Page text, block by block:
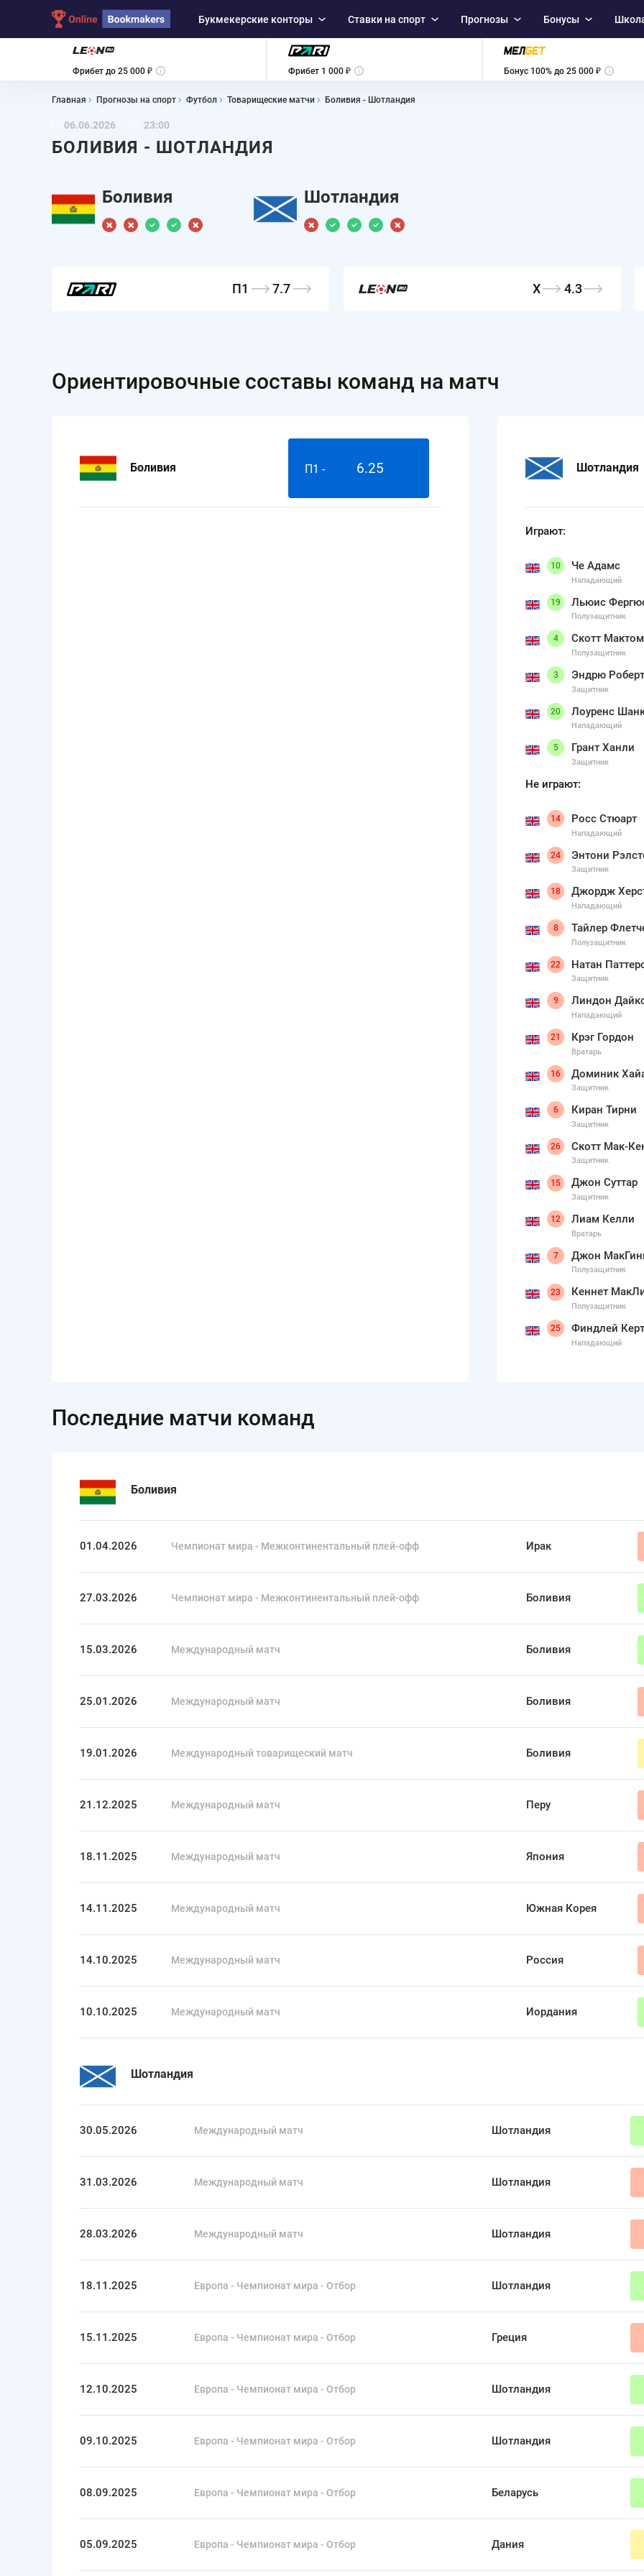
Букмекерские конторы Ставки на спорт Прогнозы Бонусы
Фрибет до 25 000 ₽ Фрибет 1 000 ₽ Бонус 100% до 25 000 ₽
Главная Прогнозы на спорт Футбол Товарищеские матчи Боливия - Шотландия
06.06.2026 23:00
БОЛИВИЯ - ШОТЛАНДИЯ
Боливия Шотландия
П1 7.7 X 4.3
Ориентировочные составы команд на матч
Боливия П1 - 6.25 Шотландия
Играют:
10 Че Адамс
Нападающий
19 Льюис
Полузащитник
4 Скотт
Полузащитник
3 Эндрю
Защитник
20 Лоуренс
Нападающий
5 Грант Ханли
Защитник
Не играют:
14 Росс Стюарт
Нападающий
24 Энтони
Защитник
18 Джордж
Нападающий
8 Тайлер
Полузащитник
22 Натан
Защитник
9 Линдон
Нападающий
21 Крэг Гордон
Вратарь
16 Доминик
Защитник
6 Киран Тирни
Защитник
26 Скотт Мак-
Защитник
15 Джон Суттар
Защитник
12 Лиам Келли
Вратарь
7 Джон
Полузащитник
23 Кеннет
Полузащитник
25 Финдлей
Нападающий
Последние матчи команд
Боливия
01.04.2026 Чемпионат мира - Межконтинентальный плей-офф Ирак
27.03.2026 Чемпионат мира - Межконтинентальный плей-офф Боливия
15.03.2026 Международный матч Боливия
25.01.2026 Международный матч Боливия
19.01.2026 Международный товарищеский матч Боливия
21.12.2025 Международный матч Перу
18.11.2025 Международный матч Япония
14.11.2025 Международный матч Южная Корея
14.10.2025 Международный матч Россия
10.10.2025 Международный матч Иордания
Шотландия
30.05.2026 Международный матч Шотландия
31.03.2026 Международный матч Шотландия
28.03.2026 Международный матч Шотландия
18.11.2025 Европа - Чемпионат мира - Отбор Шотландия
15.11.2025 Европа - Чемпионат мира - Отбор Греция
12.10.2025 Европа - Чемпионат мира - Отбор Шотландия
09.10.2025 Европа - Чемпионат мира - Отбор Шотландия
08.09.2025 Европа - Чемпионат мира - Отбор Беларусь
05.09.2025 Европа - Чемпионат мира - Отбор Дания